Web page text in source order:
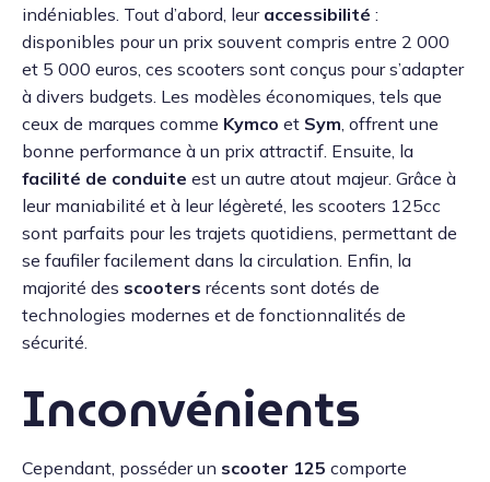
indéniables. Tout d’abord, leur accessibilité :
disponibles pour un prix souvent compris entre 2 000
et 5 000 euros, ces scooters sont conçus pour s’adapter
à divers budgets. Les modèles économiques, tels que
ceux de marques comme Kymco et Sym, offrent une
bonne performance à un prix attractif. Ensuite, la
facilité de conduite est un autre atout majeur. Grâce à
leur maniabilité et à leur légèreté, les scooters 125cc
sont parfaits pour les trajets quotidiens, permettant de
se faufiler facilement dans la circulation. Enfin, la
majorité des scooters récents sont dotés de
technologies modernes et de fonctionnalités de
sécurité.
Inconvénients
Cependant, posséder un scooter 125 comporte